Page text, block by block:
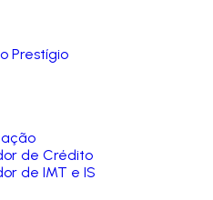
de Crédito
de IMT e IS